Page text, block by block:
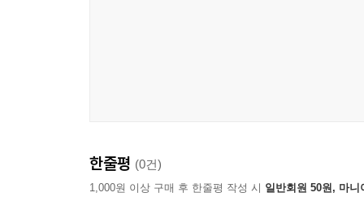
한줄평 (0건)
1,000원 이상 구매 후 한줄평 작성 시 일반회원 50원, 마니